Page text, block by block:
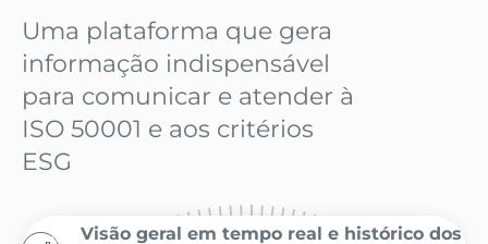
Uma plataforma que gera
informação indispensável
para comunicar e atender à
ISO 50001 e aos critérios
ESG
Visão geral em tempo real e histórico dos